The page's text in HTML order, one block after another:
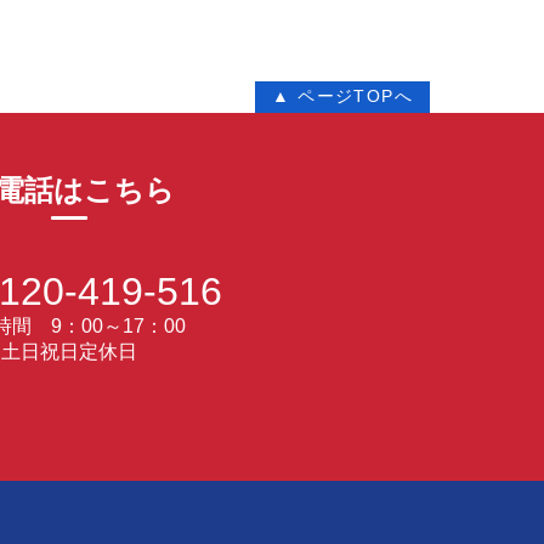
▲ ページTOPへ
話はこちら
419-516
間 9：00～17：00
土日祝日定休日